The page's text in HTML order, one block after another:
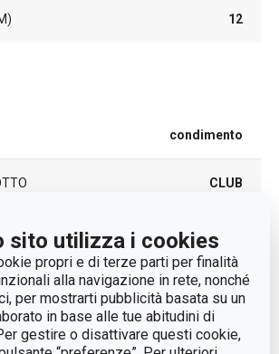
sito utilizza i cookies
propri e di terze parti per finalità
alla navigazione in rete, nonché
per mostrarti pubblicità basata su un
in base alle tue abitudini di
gestire o disattivare questi cookie,
12
condimento
CLUB
plastica, acciaio
inossidabile, vetro
set da condimento